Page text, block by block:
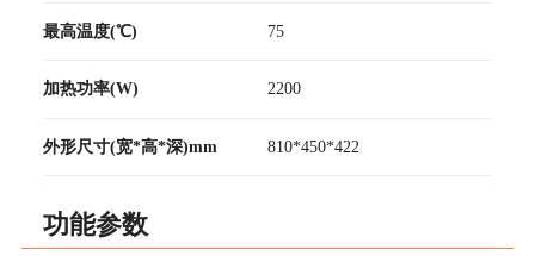
最高温度(℃) 75
加热功率(W) 2200
外形尺寸(宽*高*深)mm 810*450*422
功能参数